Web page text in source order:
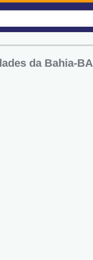
da Bahia-BA